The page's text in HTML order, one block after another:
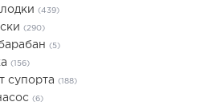
(439)
(290)
(5)
(156)
супорта (188)
(6)